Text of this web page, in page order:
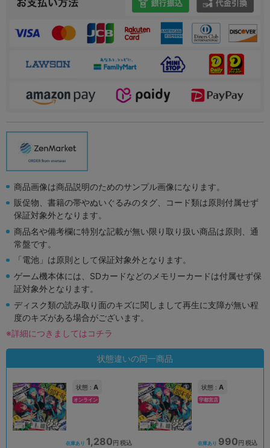
商品画像は商品説明のためのサンプル画像になります。
販促物、書籍の帯やぬいぐるみのタグ、コード類は原則付属せず
保証対象外となります。
商品名や備考欄に特別な記載が無い限り取り扱い商品は原則、通
常盤です。
「電池」は原則として保証対象外となります。
ゲーム機本体には、SDカードなどのメモリーカードは付属せず保
証対象外となります。
ディスク類の読み取り面のキズに関しまして再生に支障が無い程
度のキズがある場合がございます。
※詳細につきましてはコチラ
状態違いの同一商品
状態 : A
オンライン
在庫あり 1,280円 税込
状態 : A
宇都宮店
在庫あり 990円 税込